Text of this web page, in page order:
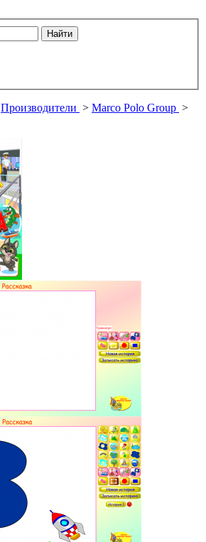
Производители > Marco Polo Group >